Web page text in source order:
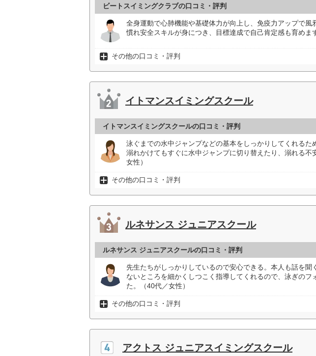
ビートスイミングクラブの口コミ・評判
全身運動で心肺機能や基礎体力が向上し、免疫力アップで風
慣れ安全スキルが身につき、目標達成で自己肯定感も育めま
その他の口コミ・評判
イトマンスイミングスクール
イトマンスイミングスクールの口コミ・評判
泳ぐまでの水中ジャンプなどの基本をしっかりしてくれるた
溺れかけてもすぐに水中ジャンプに切り替えたり、溺れる不
女性）
その他の口コミ・評判
ルネサンス ジュニアスクール
ルネサンス ジュニアスクールの口コミ・評判
先生たちがしっかりしているので安心できる。本人も話を聞
ないところを細かくしつこく指導してくれるので、泳ぎのフ
た。（40代／女性）
その他の口コミ・評判
アクトス ジュニアスイミングスクール